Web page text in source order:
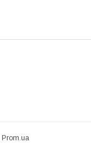
Prom.ua